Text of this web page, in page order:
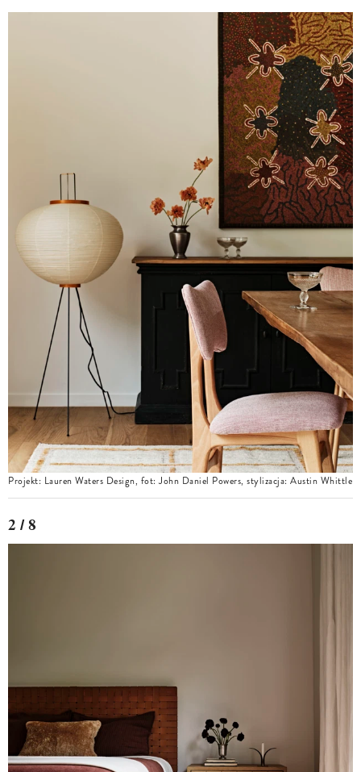
Projekt: Lauren Waters Design, fot: John Daniel Powers, stylizacja: Austin Whittle
2 / 8